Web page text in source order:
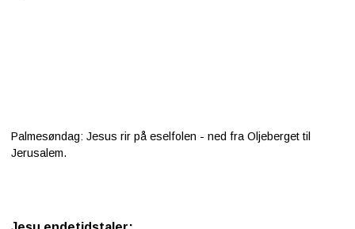
Palmesøndag: Jesus rir på eselfolen - ned fra Oljeberget til
Jerusalem.